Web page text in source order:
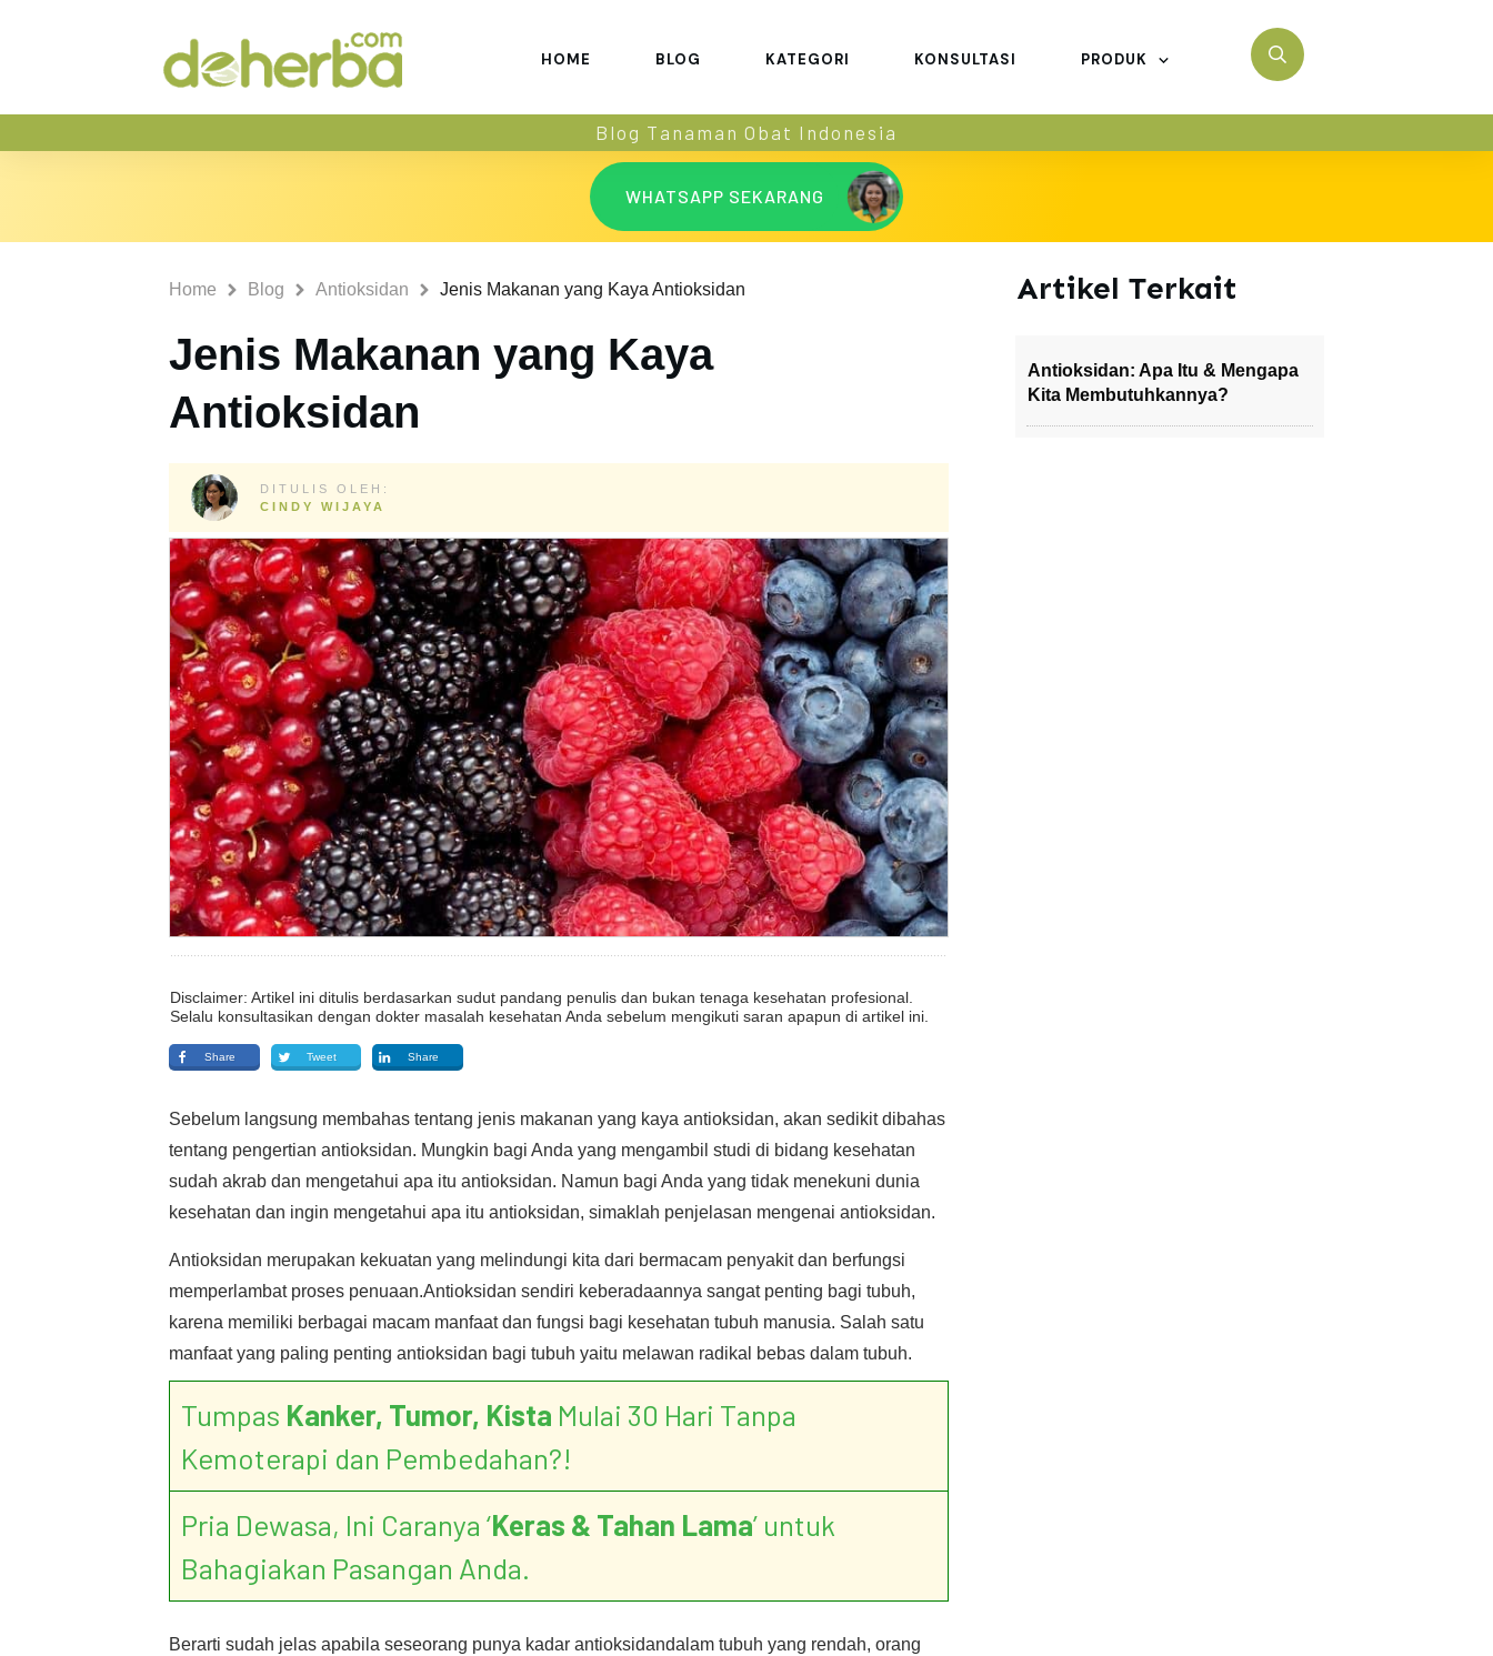
HOME BLOG KATEGORI KONSULTASI PRODUK
Blog Tanaman Obat Indonesia
WHATSAPP SEKARANG
Home Blog Antioksidan Jenis Makanan yang Kaya Antioksidan
Jenis Makanan yang Kaya
Antioksidan
DITULIS OLEH:
CINDY WIJAYA
Disclaimer: Artikel ini ditulis berdasarkan sudut pandang penulis dan bukan tenaga kesehatan profesional.
Selalu konsultasikan dengan dokter masalah kesehatan Anda sebelum mengikuti saran apapun di artikel ini.
Share Tweet Share
Sebelum langsung membahas tentang jenis makanan yang kaya antioksidan, akan sedikit dibahas
tentang pengertian antioksidan. Mungkin bagi Anda yang mengambil studi di bidang kesehatan
sudah akrab dan mengetahui apa itu antioksidan. Namun bagi Anda yang tidak menekuni dunia
kesehatan dan ingin mengetahui apa itu antioksidan, simaklah penjelasan mengenai antioksidan.
Antioksidan merupakan kekuatan yang melindungi kita dari bermacam penyakit dan berfungsi
memperlambat proses penuaan.Antioksidan sendiri keberadaannya sangat penting bagi tubuh,
karena memiliki berbagai macam manfaat dan fungsi bagi kesehatan tubuh manusia. Salah satu
manfaat yang paling penting antioksidan bagi tubuh yaitu melawan radikal bebas dalam tubuh.
Tumpas Kanker, Tumor, Kista Mulai 30 Hari Tanpa
Kemoterapi dan Pembedahan?!
Pria Dewasa, Ini Caranya ‘Keras & Tahan Lama’ untuk
Bahagiakan Pasangan Anda.
Berarti sudah jelas apabila seseorang punya kadar antioksidandalam tubuh yang rendah, orang
Artikel Terkait
Antioksidan: Apa Itu & Mengapa
Kita Membutuhkannya?